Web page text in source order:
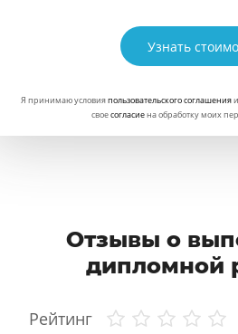
Узнать
Я принимаю условияпользовательского соглашенияи
своесогласиена обработку моих
Отзывы о
дипломной
Рейтинг